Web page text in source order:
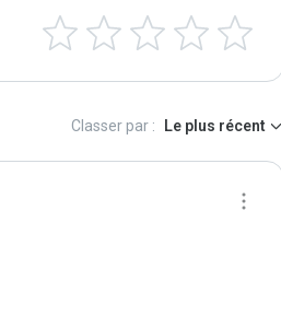
Classer par : Le plus récent